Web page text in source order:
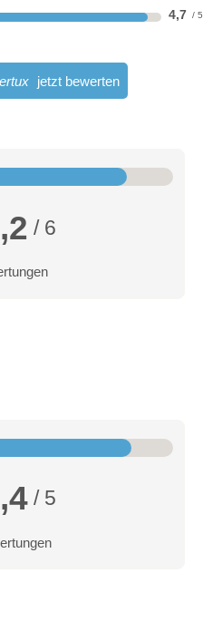
4,7
jetzt bewerten
/ 6
/ 5